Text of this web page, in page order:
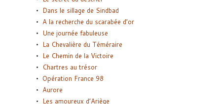
Dans le sillage de Sindbad
A la recherche du scarabée d’or
Une journée fabuleuse
La Chevalière du Téméraire
Le Chemin de la Victoire
Chartres au trésor
Opération France 98
Aurore
Les amoureux d’Ariège